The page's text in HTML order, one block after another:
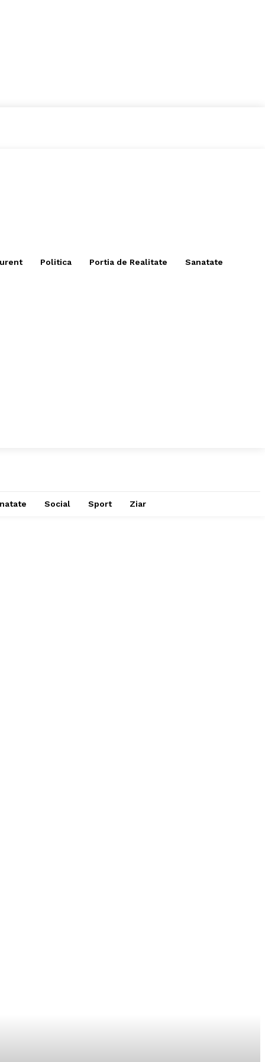
Social Sport Ziar
Politica Portia de Realitate Sanatate